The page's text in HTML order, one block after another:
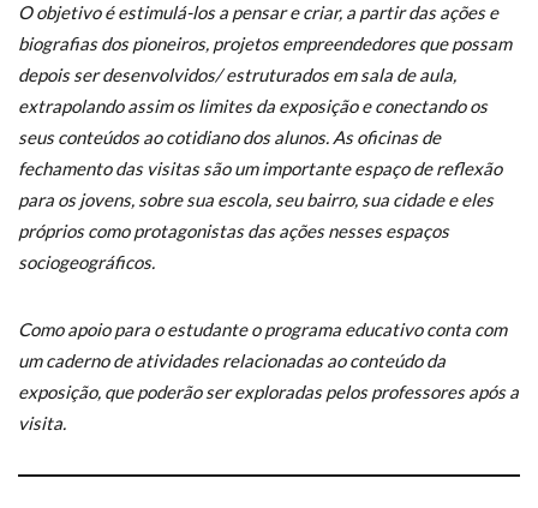
O objetivo é estimulá-los a pensar e criar, a partir das ações e
biografias dos pioneiros, projetos empreendedores que possam
depois ser desenvolvidos/ estruturados em sala de aula,
extrapolando assim os limites da exposição e conectando os
seus conteúdos ao cotidiano dos alunos. As oficinas de
fechamento das visitas são um importante espaço de reflexão
para os jovens, sobre sua escola, seu bairro, sua cidade e eles
próprios como protagonistas das ações nesses espaços
sociogeográficos.
Como apoio para o estudante o programa educativo conta com
um caderno de atividades relacionadas ao conteúdo da
exposição, que poderão ser exploradas pelos professores após a
visita.